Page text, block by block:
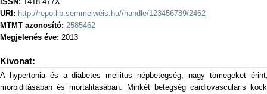
URI: http://repo.lib.semmelweis.hu//handle/123456789/2462
MTMT azonosító: 2585462
Megjelenés éve: 2013
Kivonat:
A hypertonia és a diabetes mellitus népbetegség, nagy tömegeket
morbiditásában és mortalitásában. Minkét betegség cardiovascularis